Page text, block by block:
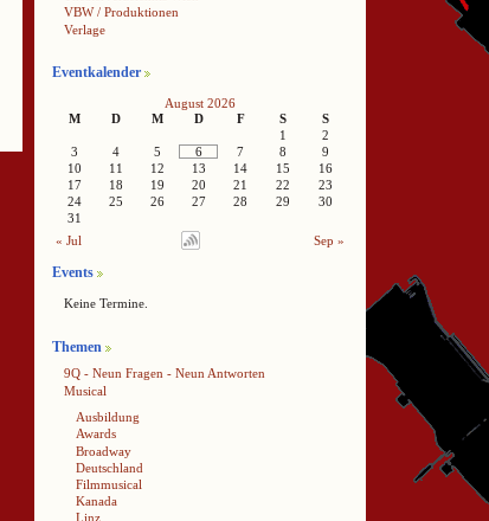
VBW / Produktionen
Verlage
Eventkalender
August 2026
M
D M D F S
S
1
2
3
4 5 6 7 8
9
10
11 12 13 14 15
16
17
18 19 20 21 22
23
24
25 26 27 28 29
30
31
« Jul
Sep »
Events
Keine Termine.
Themen
9Q - Neun Fragen - Neun Antworten
Musical
Ausbildung
Awards
Broadway
Deutschland
Filmmusical
Kanada
Linz